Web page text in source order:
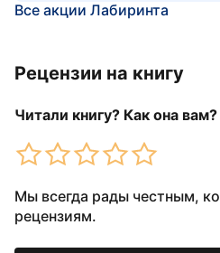
Все акции Лабиринта
Рецензии на книгу
Читали книгу? Как она вам?
Мы всегда рады честным,
рецензиям.